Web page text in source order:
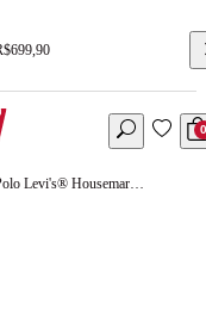
0
Polo Levi's® Housemark Vermelho